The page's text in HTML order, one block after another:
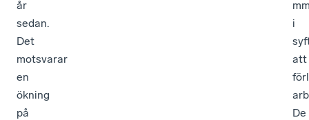
år
sedan.
Det
motsvarar
en
ökning
på
i
att
De